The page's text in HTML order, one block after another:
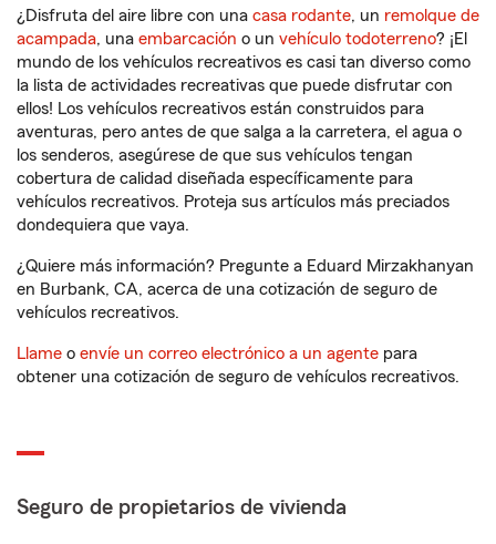
¿Disfruta del aire libre con una casa rodante, un remolque de
acampada, una embarcación o un vehículo todoterreno? ¡El
mundo de los vehículos recreativos es casi tan diverso como
la lista de actividades recreativas que puede disfrutar con
ellos! Los vehículos recreativos están construidos para
aventuras, pero antes de que salga a la carretera, el agua o
los senderos, asegúrese de que sus vehículos tengan
cobertura de calidad diseñada específicamente para
vehículos recreativos. Proteja sus artículos más preciados
dondequiera que vaya.
¿Quiere más información? Pregunte a Eduard Mirzakhanyan
en Burbank, CA, acerca de una cotización de seguro de
vehículos recreativos.
Llame o envíe un correo electrónico a un agente para
obtener una cotización de seguro de vehículos recreativos.
Seguro de propietarios de vivienda